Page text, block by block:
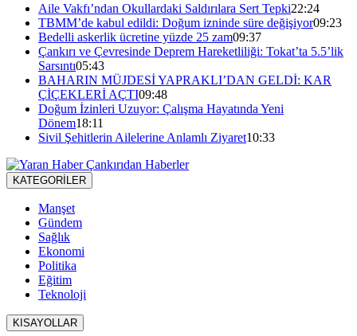
Aile Vakfı’ndan Okullardaki Saldırılara Sert Tepki22:24
TBMM’de kabul edildi: Doğum izninde süre değişiyor09:23
Bedelli askerlik ücretine yüzde 25 zam09:37
Çankırı ve Çevresinde Deprem Hareketliliği: Tokat’ta 5.5’lik
Sarsıntı05:43
BAHARIN MÜJDESİ YAPRAKLI’DAN GELDİ: KAR
ÇİÇEKLERİ AÇTI09:48
Doğum İzinleri Uzuyor: Çalışma Hayatında Yeni
Dönem18:11
Sivil Şehitlerin Ailelerine Anlamlı Ziyaret10:33
KATEGORİLER
Manşet
Gündem
Sağlık
Ekonomi
Politika
Eğitim
Teknoloji
KISAYOLLAR